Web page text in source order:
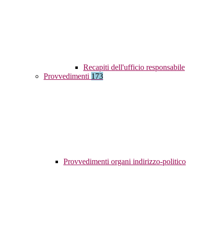
Recapiti dell'ufficio responsabile
Provvedimenti 173
Provvedimenti organi indirizzo-politico